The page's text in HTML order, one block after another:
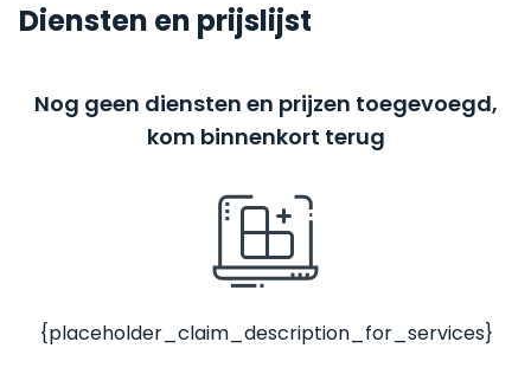
Diensten en prijslijst
Nog geen diensten en prijzen toegevoegd,
kom binnenkort terug
{placeholder_claim_description_for_services}